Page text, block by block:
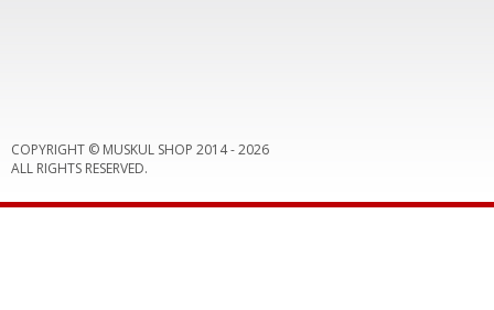
COPYRIGHT © MUSKUL SHOP 2014 -2026
ALL RIGHTS RESERVED.